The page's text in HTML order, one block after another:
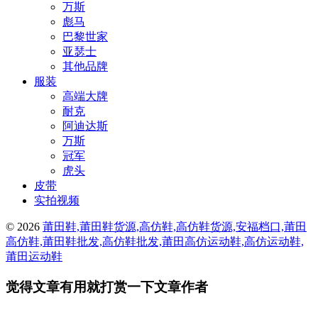
万斯
彪马
巴黎世家
亚瑟士
其他品牌
服装
高端大牌
耐克
阿迪达斯
万斯
冠军
虎头
皮带
实拍视频
© 2026 莆田鞋,莆田鞋货源,高仿鞋,高仿鞋货源,安福档口,莆田
高仿鞋,莆田鞋批发,高仿鞋批发,莆田高仿运动鞋,高仿运动鞋,
莆田运动鞋
觉得文章有用就打赏一下文章作者